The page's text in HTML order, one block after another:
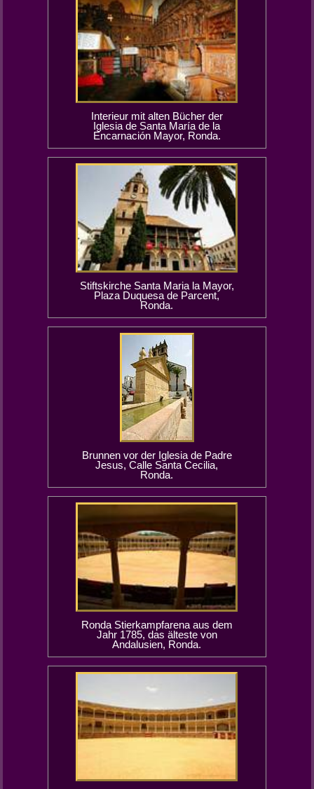
Interieur mit alten Bücher der
Iglesia de Santa María de la
Encarnación Mayor, Ronda.
Stiftskirche Santa Maria la Mayor,
Plaza Duquesa de Parcent,
Ronda.
Brunnen vor der Iglesia de Padre
Jesus, Calle Santa Cecilia,
Ronda.
Ronda Stierkampfarena aus dem
Jahr 1785, das älteste von
Andalusien, Ronda.